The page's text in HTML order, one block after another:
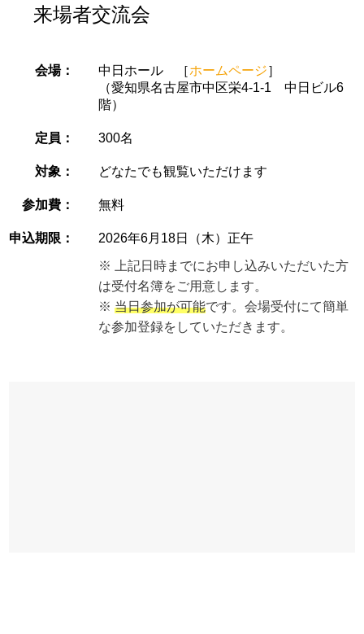
来場者交流会
会場： 中日ホール ［ホームページ］
（愛知県名古屋市中区栄4-1-1 中日ビル6
階）
定員： 300名
対象： どなたでも観覧いただけます
参加費： 無料
申込期限：
2026年6月18日（木）正午
※ 上記日時までにお申し込みいただいた方
は受付名簿をご用意します。
※当日参加が可能です。会場受付にて簡単
な参加登録をしていただきます。